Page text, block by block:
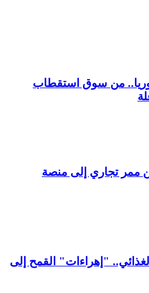
سوريا.. من سوق استقطاب
ممر تجاري إلى منصة
"إهراءات" القمح إلى